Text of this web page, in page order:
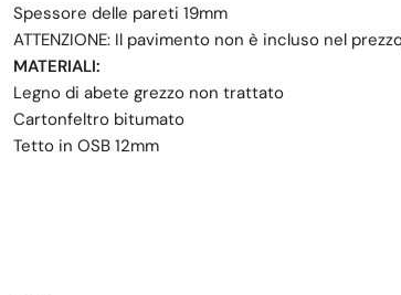
Spessore delle pareti 19mm
ATTENZIONE: Il pavimento non è incluso nel
MATERIALI:
Legno di abete grezzo non trattato
Cartonfeltro bitumato
Tetto in OSB 12mm